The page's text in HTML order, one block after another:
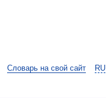
RU
Словарь на свой сайт